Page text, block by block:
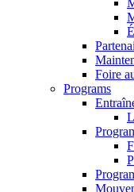
Foire
Programs